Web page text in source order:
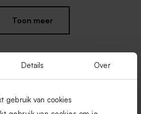
Details Over
gebruik van cookies
met
Sluitsticker kerstkaart
Toon meer